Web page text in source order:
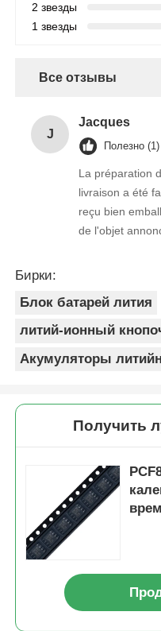
2 звезды
1 звезды
Все отзывы
J
Jacques
Полезно (1)
La préparation
livraison a été
reçu bien
de l'objet
Бирки:
Блок батарей лития
литий-ионный
Акумуляторы
Получить